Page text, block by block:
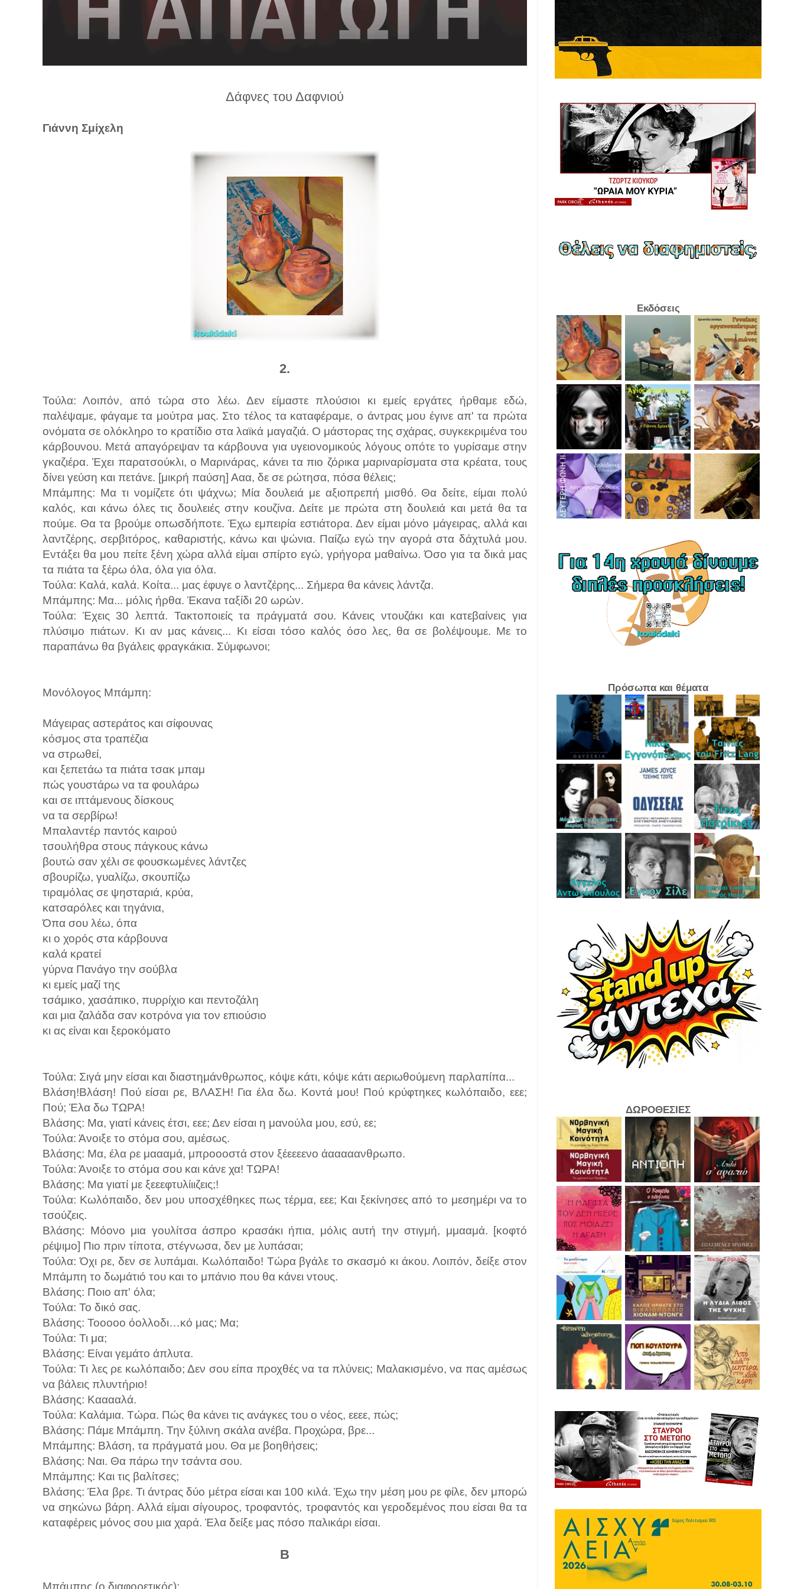
Δάφνες του Δαφνιού
Γιάννη Σμίχελη
2.
Τούλα: Λοιπόν, από τώρα στο λέω. Δεν είμαστε πλούσιοι κι εμείς εργάτες ήρθαμε εδώ,
παλέψαμε, φάγαμε τα μούτρα μας. Στο τέλος τα καταφέραμε, ο άντρας μου έγινε απ' τα πρώτα
ονόματα σε ολόκληρο το κρατίδιο στα λαϊκά μαγαζιά. Ο μάστορας της σχάρας, συγκεκριμένα του
κάρβουνου. Μετά απαγόρεψαν τα κάρβουνα για υγειονομικούς λόγους οπότε το γυρίσαμε στην
γκαζιέρα. Έχει παρατσούκλι, ο Μαρινάρας, κάνει τα πιο ζόρικα μαριναρίσματα στα κρέατα, τους
δίνει γεύση και πετάνε. [μικρή παύση] Ααα, δε σε ρώτησα, πόσα θέλεις;
Μπάμπης: Μα τι νομίζετε ότι ψάχνω; Μία δουλειά με αξιοπρεπή μισθό. Θα δείτε, είμαι πολύ
καλός, και κάνω όλες τις δουλειές στην κουζίνα. Δείτε με πρώτα στη δουλειά και μετά θα τα
πούμε. Θα τα βρούμε οπωσδήποτε. Έχω εμπειρία εστιάτορα. Δεν είμαι μόνο μάγειρας, αλλά και
λαντζέρης, σερβιτόρος, καθαριστής, κάνω και ψώνια. Παίζω εγώ την αγορά στα δάχτυλά μου.
Εντάξει θα μου πείτε ξένη χώρα αλλά είμαι σπίρτο εγώ, γρήγορα μαθαίνω. Όσο για τα δικά μας
τα πιάτα τα ξέρω όλα, όλα για όλα.
Τούλα: Καλά, καλά. Κοίτα... μας έφυγε ο λαντζέρης... Σήμερα θα κάνεις λάντζα.
Μπάμπης: Μα... μόλις ήρθα. Έκανα ταξίδι 20 ωρών.
Τούλα: Έχεις 30 λεπτά. Τακτοποιείς τα πράγματά σου. Κάνεις ντουζάκι και κατεβαίνεις για
πλύσιμο πιάτων. Κι αν μας κάνεις... Κι είσαι τόσο καλός όσο λες, θα σε βολέψουμε. Με το
παραπάνω θα βγάλεις φραγκάκια. Σύμφωνοι;
Μονόλογος Μπάμπη:
Μάγειρας αστεράτος και σίφουνας
κόσμος στα τραπέζια
να στρωθεί,
και ξεπετάω τα πιάτα τσακ μπαμ
πώς γουστάρω να τα φουλάρω
και σε ιπτάμενους δίσκους
να τα σερβίρω!
Μπαλαντέρ παντός καιρού
τσουλήθρα στους πάγκους κάνω
βουτώ σαν χέλι σε φουσκωμένες λάντζες
σβουρίζω, γυαλίζω, σκουπίζω
τιραμόλας σε ψησταριά, κρύα,
κατσαρόλες και τηγάνια,
Όπα σου λέω, όπα
κι ο χορός στα κάρβουνα
καλά κρατεί
γύρνα Πανάγο την σούβλα
κι εμείς μαζί της
τσάμικο, χασάπικο, πυρρίχιο και πεντοζάλη
και μια ζαλάδα σαν κοτρόνα για τον επιούσιο
κι ας είναι και ξεροκόματο
Τούλα: Σιγά μην είσαι και διαστημάνθρωπος, κόψε κάτι, κόψε κάτι αεριωθούμενη παρλαπίπα...
Βλάση!Βλάση! Πού είσαι ρε, ΒΛΑΣΗ! Για έλα δω. Κοντά μου! Πού κρύφτηκες κωλόπαιδο, εεε;
Πού; Έλα δω ΤΩΡΑ!
Βλάσης: Μα, γιατί κάνεις έτσι, εεε; Δεν είσαι η μανούλα μου, εσύ, εε;
Τούλα: Άνοιξε το στόμα σου, αμέσως.
Βλάσης: Μα, έλα ρε μαααμά, μπροοοστά στον ξέεεεενο άααααανθρωπο.
Τούλα: Άνοιξε το στόμα σου και κάνε χα! ΤΩΡΑ!
Βλάσης: Μα γιατί με ξεεεφτυλίιιζεις;!
Τούλα: Κωλόπαιδο, δεν μου υποσχέθηκες πως τέρμα, εεε; Και ξεκίνησες από το μεσημέρι να το
τσούζεις.
Βλάσης: Μόονο μια γουλίτσα άσπρο κρασάκι ήπια, μόλις αυτή την στιγμή, μμααμά. [κοφτό
ρέψιμο] Πιο πριν τίποτα, στέγνωσα, δεν με λυπάσαι;
Τούλα: Όχι ρε, δεν σε λυπάμαι. Κωλόπαιδο! Τώρα βγάλε το σκασμό κι άκου. Λοιπόν, δείξε στον
Μπάμπη το δωμάτιό του και το μπάνιο που θα κάνει ντους.
Βλάσης: Ποιο απ' όλα;
Τούλα: Το δικό σας.
Βλάσης: Τοοοοο όολλοδι…κό μας; Μα;
Τούλα: Τι μα;
Βλάσης: Είναι γεμάτο άπλυτα.
Τούλα: Τι λες ρε κωλόπαιδο; Δεν σου είπα προχθές να τα πλύνεις; Μαλακισμένο, να πας αμέσως
να βάλεις πλυντήριο!
Βλάσης: Κααααλά.
Τούλα: Καλάμια. Τώρα. Πώς θα κάνει τις ανάγκες του ο νέος, εεεε, πώς;
Βλάσης: Πάμε Μπάμπη. Την ξύλινη σκάλα ανέβα. Προχώρα, βρε...
Μπάμπης: Βλάση, τα πράγματά μου. Θα με βοηθήσεις;
Βλάσης: Ναι. Θα πάρω την τσάντα σου.
Μπάμπης: Και τις βαλίτσες;
Βλάσης: Έλα βρε. Τι άντρας δύο μέτρα είσαι και 100 κιλά. Έχω την μέση μου ρε φίλε, δεν μπορώ
να σηκώνω βάρη. Αλλά είμαι σίγουρος, τροφαντός, τροφαντός και γεροδεμένος που είσαι θα τα
καταφέρεις μόνος σου μια χαρά. Έλα δείξε μας πόσο παλικάρι είσαι.
Β
Μπάμπης (ο διαφορετικός):
Εκδόσεις
Πρόσωπα και θέματα
ΔΩΡΟΘΕΣΙΕΣ